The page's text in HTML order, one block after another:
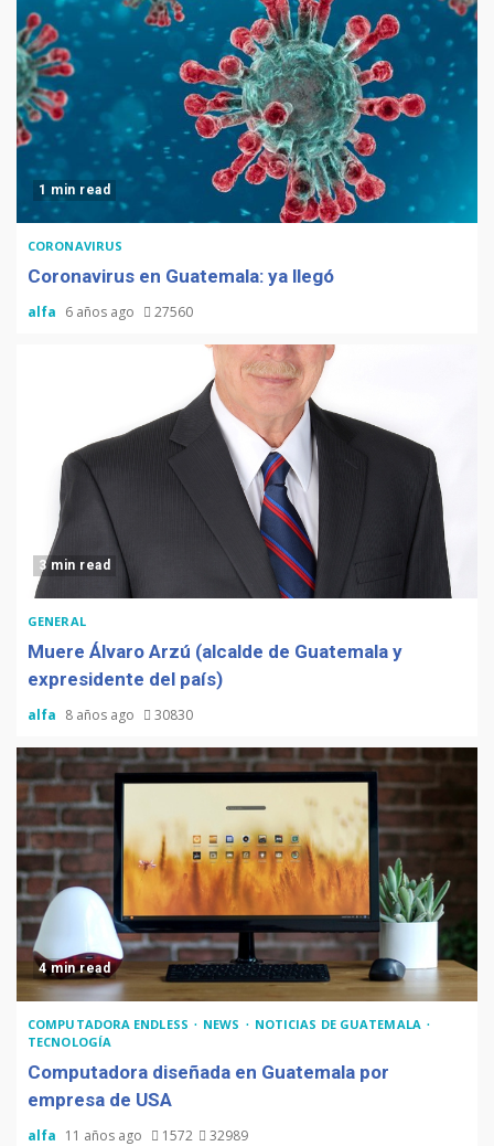
1 min read
CORONAVIRUS
Coronavirus en Guatemala: ya llegó
alfa 6 años ago 27560
3 min read
GENERAL
Muere Álvaro Arzú (alcalde de Guatemala y
expresidente del país)
alfa 8 años ago 30830
4 min read
COMPUTADORA ENDLESS NEWS
NOTICIAS DE GUATEMALA
TECNOLOGÍA
Computadora diseñada en Guatemala por
empresa de USA
alfa 11 años ago 1572 32989